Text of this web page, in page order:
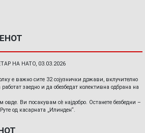
НА НАТО, 03.03.2026
е важно сите 32 сојузнички држави, вклучително
заедно и да обезбедат колективна одбрана на
овде. Ви посакувам сè најдобро. Останете безбедни –
од касарната „Илинден“.